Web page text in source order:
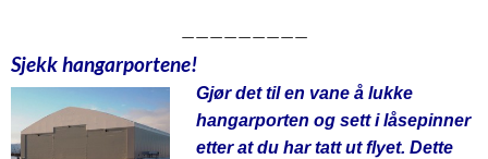
—————————
Sjekk hangarportene!
Gjør det til en vane å lukke
hangarporten og sett i låsepinner
etter at du har tatt ut flyet. Dette